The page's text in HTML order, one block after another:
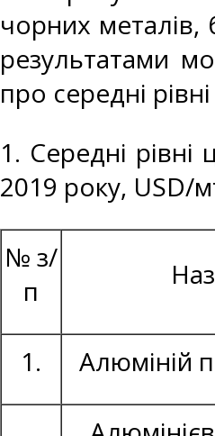
чорних металів,
результатами
про середні
1. Середні
2019 року, USD/
№ з/
п
1. Алюміній